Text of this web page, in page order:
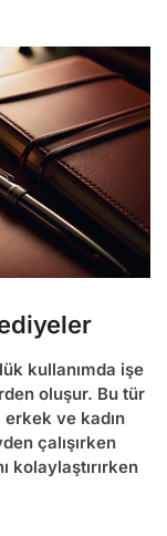
kullanımda işe
oluşur. Bu tür
erkek ve kadın
çalışırken
kolaylaştırırken